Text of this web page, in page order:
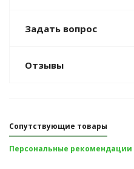
Задать вопрос
Отзывы
Сопутствующие товары
Персональные рекомендации